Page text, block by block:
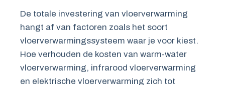
De totale investering van vloerverwarming
hangt af van factoren zoals het soort
vloerverwarmingssysteem waar je voor kiest.
Hoe verhouden de kosten van warm-water
vloerverwarming, infrarood vloerverwarming
en elektrische vloerverwarming zich tot